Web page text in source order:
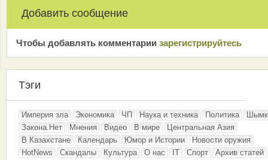
Добавить сообщение
Чтобы добавлять комментарии зарeгиcтрирyйтeсь
Тэги
Империя зла Экономика ЧП Наука и техника Политика
Закона.Нет
Мнения Видео В мире
Центральная Азия
В Казахстане
Календарь Юмор и Истории
Новости оружия
HotNews
Скандалы Культура О нас IT Спорт
Архив статей